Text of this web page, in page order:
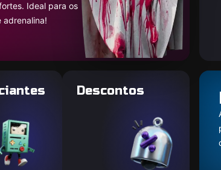
Ideal para os
adrenalina!
Descontos